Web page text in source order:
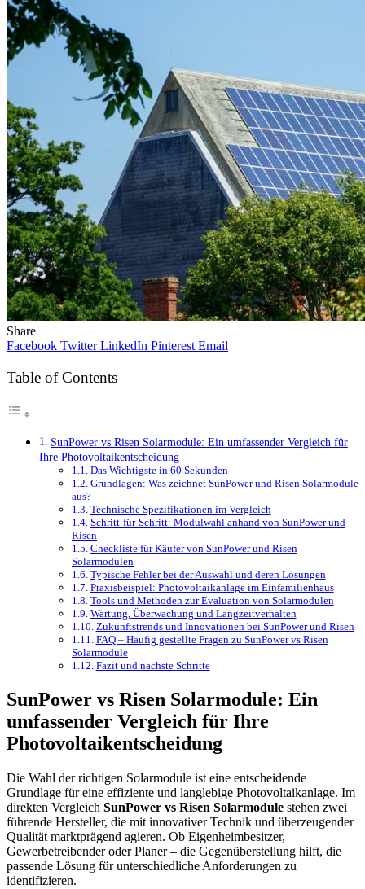
Share
Facebook Twitter LinkedIn Pinterest Email
Table of Contents
SunPower vs Risen Solarmodule: Ein umfassender Vergleich für
Ihre Photovoltaikentscheidung
Das Wichtigste in 60 Sekunden
Grundlagen: Was zeichnet SunPower und Risen Solarmodule
aus?
Technische Spezifikationen im Vergleich
Schritt-für-Schritt: Modulwahl anhand von SunPower und
Risen
Checkliste für Käufer von SunPower und Risen
Solarmodulen
Typische Fehler bei der Auswahl und deren Lösungen
Praxisbeispiel: Photovoltaikanlage im Einfamilienhaus
Tools und Methoden zur Evaluation von Solarmodulen
Wartung, Überwachung und Langzeitverhalten
Zukunftstrends und Innovationen bei SunPower und Risen
FAQ – Häufig gestellte Fragen zu SunPower vs Risen
Solarmodule
Fazit und nächste Schritte
SunPower vs Risen Solarmodule: Ein
umfassender Vergleich für Ihre
Photovoltaikentscheidung
Die Wahl der richtigen Solarmodule ist eine entscheidende
Grundlage für eine effiziente und langlebige Photovoltaikanlage. Im
direkten Vergleich SunPower vs Risen Solarmodule stehen zwei
führende Hersteller, die mit innovativer Technik und überzeugender
Qualität marktprägend agieren. Ob Eigenheimbesitzer,
Gewerbetreibender oder Planer – die Gegenüberstellung hilft, die
passende Lösung für unterschiedliche Anforderungen zu
identifizieren.